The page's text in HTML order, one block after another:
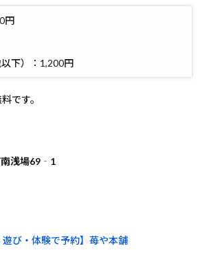
円
下）：1,200円
です。
南浅場69‐1
び・体験で予約】苺や本舗